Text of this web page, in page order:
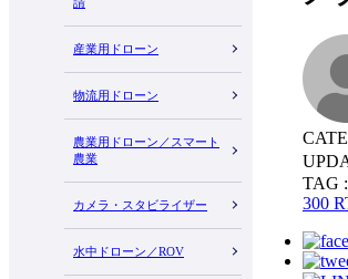
産業用ドローン
物流用ドローン
農業用ドローン／スマート
農業
カメラ・スタビライザー
水中ドローン／ROV
TAG :
300